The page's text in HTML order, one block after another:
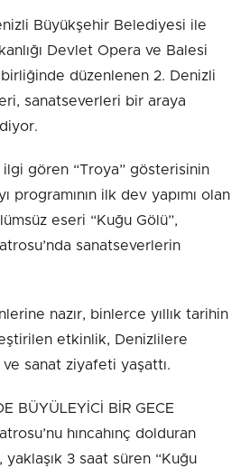
Büyükşehir Belediyesi ile
Devlet Opera ve Balesi
düzenlenen 2. Denizli
sanatseverleri bir araya
ilgi gören “Troya” gösterisinin
programının ilk dev yapımı olan
eseri “Kuğu Gölü”,
sanatseverlerin
nazır, binlerce yıllık tarihin
etkinlik, Denizlilere
sanat ziyafeti yaşattı.
BÜYÜLEYİCİ BİR GECE
hıncahınç dolduran
3 saat süren “Kuğu